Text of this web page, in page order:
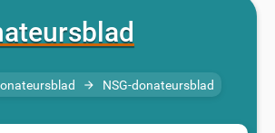
arrow_forward NSG-donateursblad